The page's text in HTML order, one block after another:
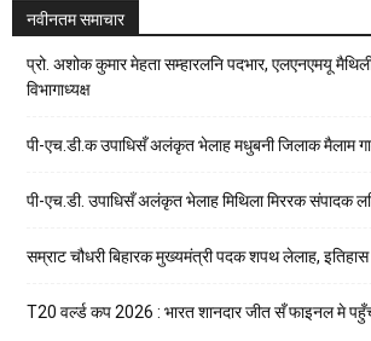
नवीनतम समाचार
प्रो. अशोक कुमार मेहता सम्हारलनि पदभार, एलएनएमयू
विभागाध्यक्ष
पी-एच.डी.क उपाधिसँ अलंकृत भेलाह मधुबनी जिलाक मैलाम
पी-एच.डी. उपाधिसँ अलंकृत भेलाह मिथिला मिररक संपादक
सम्राट चौधरी बिहारक मुख्यमंत्री पदक शपथ लेलाह,
T20 वर्ल्ड कप 2026 : भारत शानदार जीत सँ फाइनल मे